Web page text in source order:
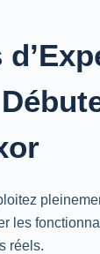
les
réels.